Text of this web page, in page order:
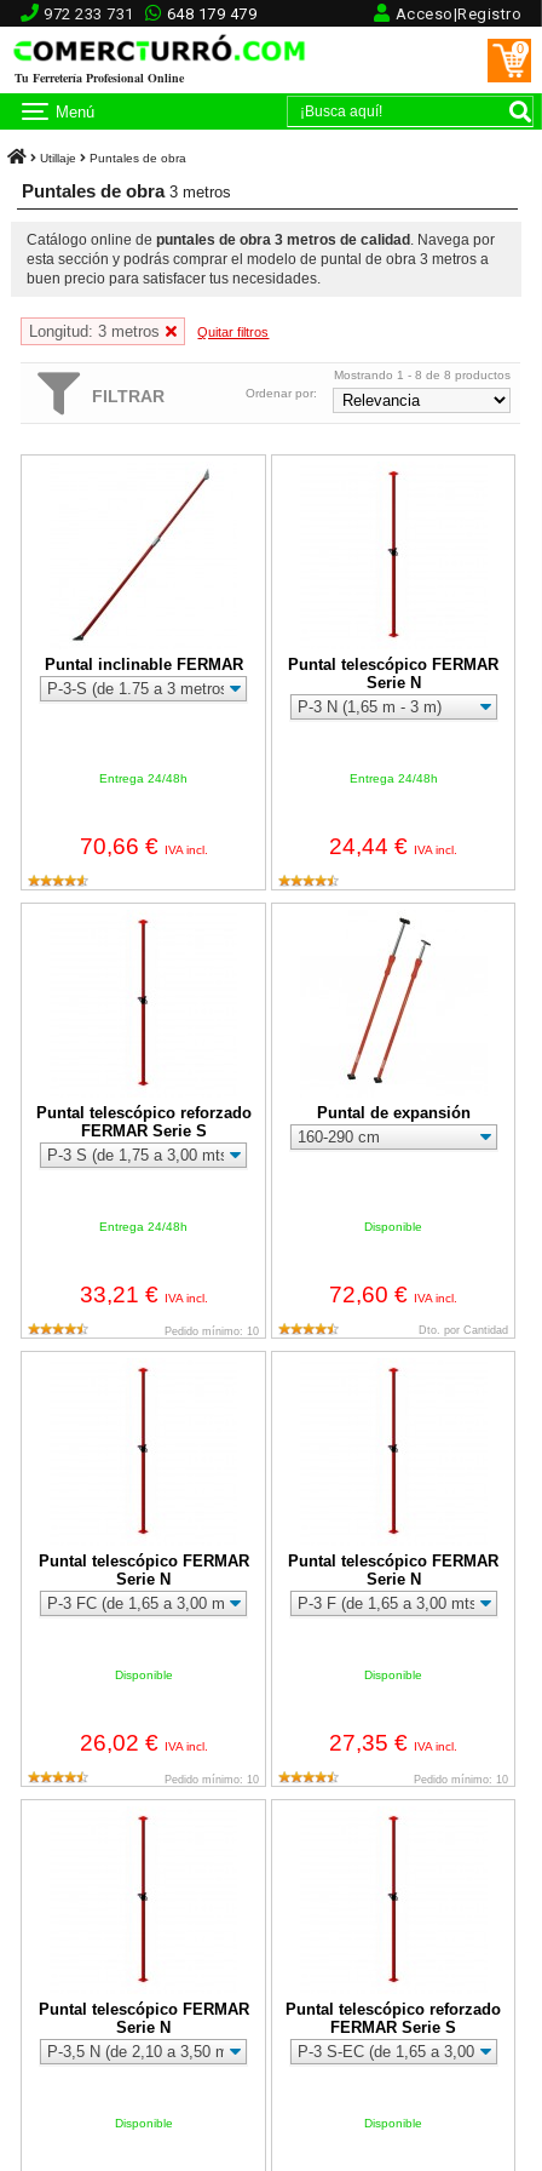
972 233 731 648 179 479 Acceso|Registro
Tu Ferretería Profesional Online
0
Menú
Utillaje Puntales de obra
Puntales de obra3 metros
Catálogo online de puntales de obra 3 metros de calidad . Navega por
esta sección y podrás comprar el modelo de puntal de obra 3 metros a
buen precio para satisfacer tus necesidades.
Longitud: 3 metros Quitar filtros
FILTRAR
Mostrando 1 - 8 de 8 productos
Ordenar por:
Puntal inclinable FERMAR
Entrega 24/48h
70,66 € IVA incl.
Puntal inclinable FERMAR
Puntal telescópico FERMAR
Serie N
Entrega 24/48h
24,44 € IVA incl.
Puntal telescópico FERMAR
Puntal telescópico reforzado
FERMAR Serie S
Entrega 24/48h
33,21 € IVA incl.
Pedido mínimo: 10
Puntal telescópico reforzado FERMAR Serie S
Puntal de expansión
Disponible
72,60 € IVA incl.
Dto. por Cantidad
Puntal de expansión
Puntal telescópico FERMAR
Serie N
Disponible
26,02 € IVA incl.
Pedido mínimo: 10
Puntal telescópico FERMAR Serie N
Puntal telescópico FERMAR
Serie N
Disponible
27,35 € IVA incl.
Pedido mínimo: 10
Puntal telescópico FERMAR
Puntal telescópico FERMAR
Serie N
Disponible
Puntal telescópico FERMAR Serie N
Puntal telescópico reforzado
FERMAR Serie S
Disponible
Puntal telescópico reforzado